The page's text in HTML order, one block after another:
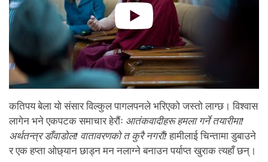
कतिपय बेला यो संसार विल्कुल पागलपनले भरिएको जस्तो लाग्छ। विश्वास
लागेन भने एकपटक समाचार हेरौंः आतंकवादीहरू हमला गर्ने तयारीमा!
अर्थतन्त्र डाँवाडोल! वातावरणको त कुरै नगरौं!हामीलाई चिन्तामा डुबाउने
र एक हप्ता ओछ्यान छाड्न मन नलाग्ने बनाउन पर्याप्त खुराक त्यहाँ छन्।